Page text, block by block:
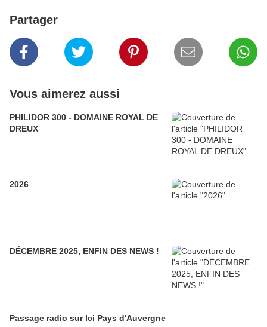
Partager
Vous aimerez aussi
PHILIDOR 300 - DOMAINE ROYAL DE
DREUX
2026
DÉCEMBRE 2025, ENFIN DES NEWS !
Passage radio sur Ici Pays d'Auvergne